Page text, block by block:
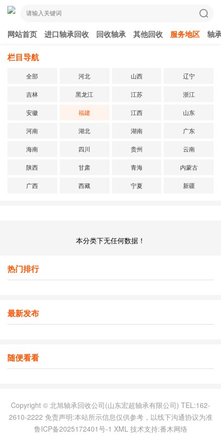
网站首页 进口轴承回收 回收轴承 其他回收 服务地区 轴
栏目导航
全部 河北 山西 辽宁
吉林 黑龙江 江苏 浙江
安徽 福建 江西 山东
河南 湖北 湖南 广东
海南 四川 贵州 云南
陕西 甘肃 青海 内蒙古
广西 西藏 宁夏 新疆
本分类下无任何数据！
热门排行
最新发布
随便看看
Copyright © 北旭轴承回收公司(山东宏超轴承有限公司) TEL:162-
2610-2222 免责声明:本站所示信息仅供参考，以线下沟通协议为准
鲁ICP备2025172401号-1 XML 技术支持:番木网络